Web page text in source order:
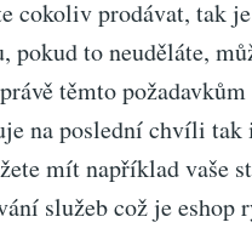
cokoliv prodávat, tak
pokud to neuděláte,
těmto
na poslední chvíli
mít například vaše
služeb což jeeshop